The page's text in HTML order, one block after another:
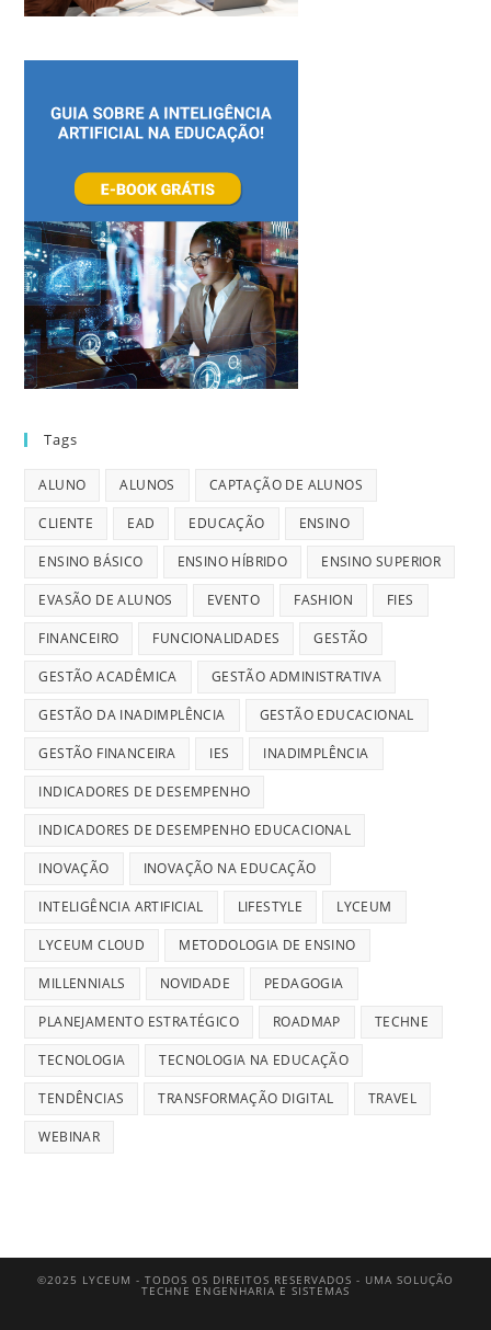
Tags
ALUNO ALUNOS CAPTAÇÃO DE ALUNOS
CLIENTE EAD EDUCAÇÃO ENSINO
ENSINO BÁSICO ENSINO HÍBRIDO ENSINO SUPERIOR
EVASÃO DE ALUNOS EVENTO FASHION FIES
FINANCEIRO FUNCIONALIDADES GESTÃO
GESTÃO ACADÊMICA GESTÃO ADMINISTRATIVA
GESTÃO DA INADIMPLÊNCIA GESTÃO EDUCACIONAL
GESTÃO FINANCEIRA IES INADIMPLÊNCIA
INDICADORES DE DESEMPENHO
INDICADORES DE DESEMPENHO EDUCACIONAL
INOVAÇÃO INOVAÇÃO NA EDUCAÇÃO
INTELIGÊNCIA ARTIFICIAL LIFESTYLE LYCEUM
LYCEUM CLOUD METODOLOGIA DE ENSINO
MILLENNIALS NOVIDADE PEDAGOGIA
PLANEJAMENTO ESTRATÉGICO ROADMAP TECHNE
TECNOLOGIA TECNOLOGIA NA EDUCAÇÃO
TENDÊNCIAS TRANSFORMAÇÃO DIGITAL TRAVEL
WEBINAR
©2025 LYCEUM - TODOS OS DIREITOS RESERVADOS - UMA SOLUÇÃO
TECHNE ENGENHARIA E SISTEMAS